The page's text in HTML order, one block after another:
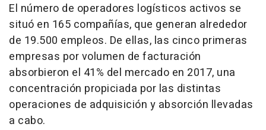
El número de operadores logísticos activos se
situó en 165 compañías, que generan alrededor
de 19.500 empleos. De ellas, las cinco primeras
empresas por volumen de facturación
absorbieron el 41% del mercado en 2017, una
concentración propiciada por las distintas
operaciones de adquisición y absorción llevadas
a cabo.